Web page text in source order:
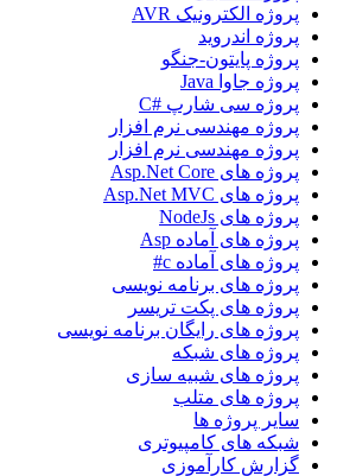
پروژه الکترونیک AVR
پروژه اندروید
پروژه پایتون-جنگو
پروژه جاوا Java
پروژه سی شارپ #C
پروژه مهندسی نرم افزار
پروژه مهندسی نرم افزار
پروژه های Asp.Net Core
پروژه های Asp.Net MVC
پروژه های NodeJs
پروژه های آماده Asp
پروژه های آماده c#
پروژه های برنامه نویسی
پروژه های پکت تریسر
پروژه های رایگان برنامه نویسی
پروژه های شبکه
پروژه های شبیه سازی
پروژه های متلب
سایر پروژه ها
شبکه های کامپیوتری
گزارش کارآموزی